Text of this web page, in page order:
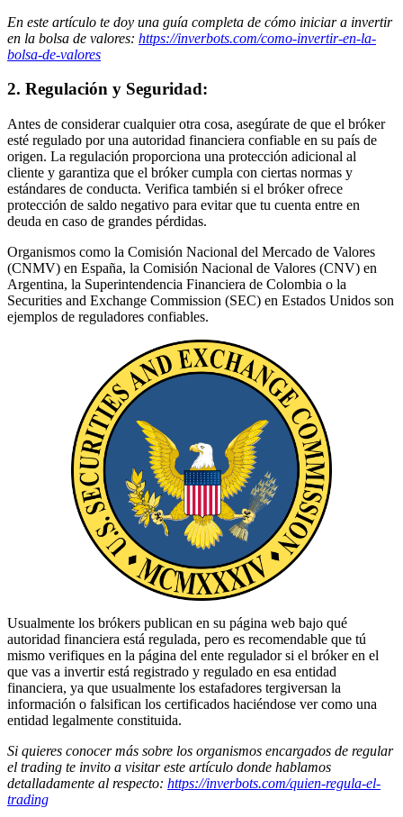
En este artículo te doy una guía completa de cómo iniciar a invertir
en la bolsa de valores: https://inverbots.com/como-invertir-en-la-
bolsa-de-valores
2. Regulación y Seguridad:
Antes de considerar cualquier otra cosa, asegúrate de que el bróker
esté regulado por una autoridad financiera confiable en su país de
origen. La regulación proporciona una protección adicional al
cliente y garantiza que el bróker cumpla con ciertas normas y
estándares de conducta. Verifica también si el bróker ofrece
protección de saldo negativo para evitar que tu cuenta entre en
deuda en caso de grandes pérdidas.
Organismos como la Comisión Nacional del Mercado de Valores
(CNMV) en España, la Comisión Nacional de Valores (CNV) en
Argentina, la Superintendencia Financiera de Colombia o la
Securities and Exchange Commission (SEC) en Estados Unidos son
ejemplos de reguladores confiables.
Usualmente los brókers publican en su página web bajo qué
autoridad financiera está regulada, pero es recomendable que tú
mismo verifiques en la página del ente regulador si el bróker en el
que vas a invertir está registrado y regulado en esa entidad
financiera, ya que usualmente los estafadores tergiversan la
información o falsifican los certificados haciéndose ver como una
entidad legalmente constituida.
Si quieres conocer más sobre los organismos encargados de regular
el trading te invito a visitar este artículo donde hablamos
detalladamente al respecto: https://inverbots.com/quien-regula-el-
trading